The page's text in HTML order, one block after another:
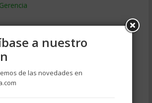
a nuestro
de las novedades en